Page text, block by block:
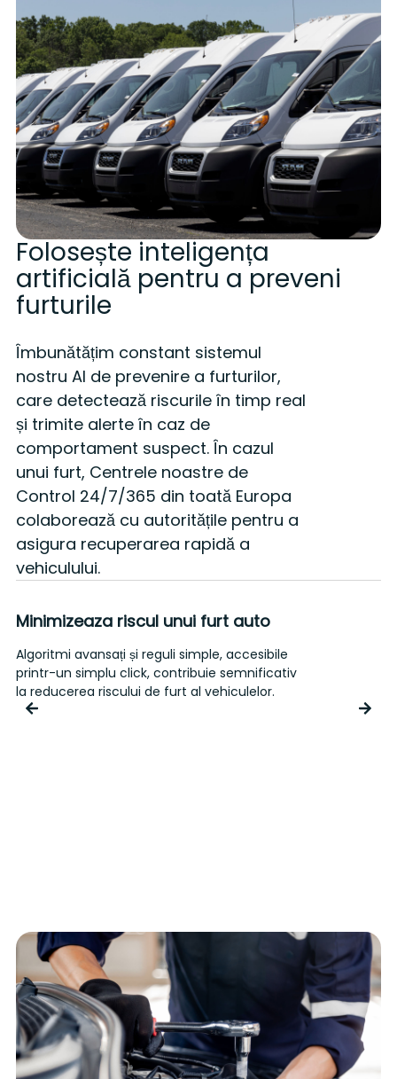
Folosește inteligența
artificială pentru a preveni
furturile
Îmbunătățim constant sistemul
nostru AI de prevenire a furturilor,
care detectează riscurile în timp real
și trimite alerte în caz de
comportament suspect. În cazul
unui furt, Centrele noastre de
Control 24/7/365 din toată Europa
colaborează cu autoritățile pentru a
asigura recuperarea rapidă a
vehiculului.
Minimizeaza riscul unui furt auto
Algoritmi avansați și reguli simple, accesibile
printr-un simplu click, contribuie semnificativ
la reducerea riscului de furt al vehiculelor.